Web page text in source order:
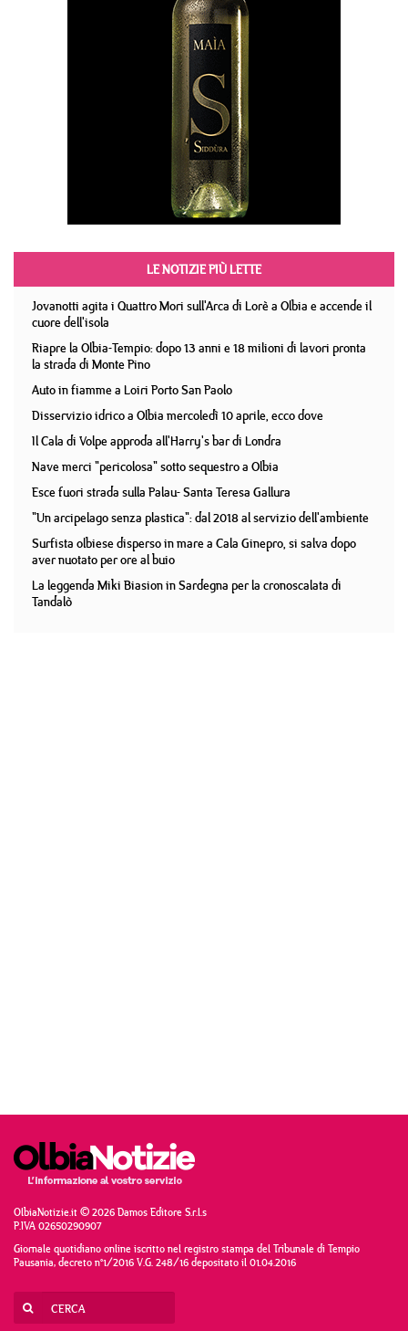
LE NOTIZIE PIÙ LETTE
Jovanotti agita i Quattro Mori sull'Arca di Lorè a Olbia e accende il
cuore dell'isola
Riapre la Olbia-Tempio: dopo 13 anni e 18 milioni di lavori pronta
la strada di Monte Pino
Auto in fiamme a Loiri Porto San Paolo
Disservizio idrico a Olbia mercoledì 10 aprile, ecco dove
Il Cala di Volpe approda all'Harry's bar di Londra
Nave merci "pericolosa" sotto sequestro a Olbia
Esce fuori strada sulla Palau- Santa Teresa Gallura
"Un arcipelago senza plastica": dal 2018 al servizio dell'ambiente
Surfista olbiese disperso in mare a Cala Ginepro, si salva dopo
aver nuotato per ore al buio
La leggenda Miki Biasion in Sardegna per la cronoscalata di
Tandalò
OlbiaNotizie.it © 2026 Damos Editore S.r.l.s
P.IVA 02650290907
Giornale quotidiano online iscritto nel registro stampa del Tribunale di Tempio
Pausania, decreto n°1/2016 V.G. 248/16 depositato il 01.04.2016